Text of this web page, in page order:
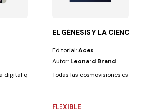
digital que nos ayuda a comunicarnos y
EL GÉNESIS Y LA CIENCIA
Editorial:Aces
Autor: Leonard Brand
Todas las cosmovisiones están
FLEXIBLE